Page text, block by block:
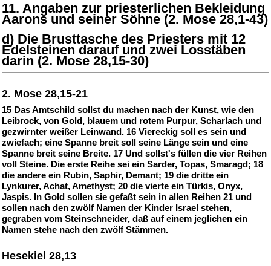
11. Angaben zur priesterlichen Bekleidung
Aarons und seiner Söhne (2. Mose 28,1-43)
d) Die Brusttasche des Priesters mit 12
Edelsteinen darauf und zwei Losstäben
darin (2. Mose 28,15-30)
2. Mose 28,15-21
15 Das Amtschild sollst du machen nach der Kunst, wie den
Leibrock, von Gold, blauem und rotem Purpur, Scharlach und
gezwirnter weißer Leinwand. 16 Viereckig soll es sein und
zwiefach; eine Spanne breit soll seine Länge sein und eine
Spanne breit seine Breite. 17 Und sollst's füllen die vier Reihen
voll Steine. Die erste Reihe sei ein Sarder, Topas, Smaragd; 18
die andere ein Rubin, Saphir, Demant; 19 die dritte ein
Lynkurer, Achat, Amethyst; 20 die vierte ein Türkis, Onyx,
Jaspis. In Gold sollen sie gefaßt sein in allen Reihen 21 und
sollen nach den zwölf Namen der Kinder Israel stehen,
gegraben vom Steinschneider, daß auf einem jeglichen ein
Namen stehe nach den zwölf Stämmen.
Hesekiel 28,13